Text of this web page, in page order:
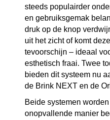
steeds populairder
en gebruiksgemak
druk op de knop
uit het zicht of komt
tevoorschijn – ideaal
esthetisch fraai. Twee
bieden dit systeem nu
de Brink NEXT en de
Beide systemen
onopvallende manier